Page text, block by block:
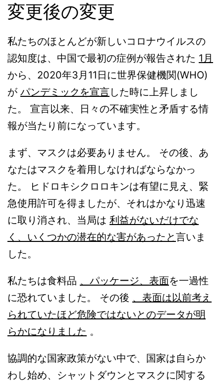
変更後の変更
私たちのほとんどが新しいコロナウイルスの
認知度は、中国で最初の症例が報告された 1月
から、2020年3月11日に世界保健機関(WHO)
が パンデミックを宣言した時に上昇しまし
た。 宣言以来、日々の不確実性と矛盾する情
報が当たり前になっています。
まず、マスクは必要ありません。 その後、あ
なたはマスクを着用しなければならなかっ
た。 ヒドロキシクロロキンは有望に見え、緊
急使用許可を得ましたが、それはかなり迅速
に取り消され、当局は 利益がないだけでな
く、いくつかの潜在的な害があったと言いま
した。
私たちは食料品 、パッケージ、表面を一過性
に恐れていました。 その後 、表面は以前考え
られていたほど危険ではないとのデータが明
らかになりました 。
協調的な国家政策がない中で、国家は自らか
わし始め、シャットダウンとマスクに関する